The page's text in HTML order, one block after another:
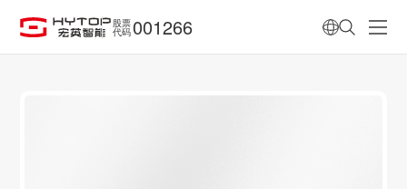
股票
代码 001266